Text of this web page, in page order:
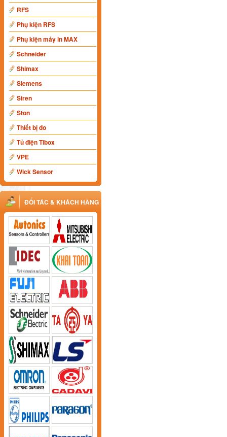
RFS
Phụ kiện RFS
Phụ kiện máy in MAX
Schneider
Shimax
Siemens
Siren
Ston
Thiết bị đo
Tủ điện Tibox
VPE
Wick Sensor
ĐỐI TÁC & KHÁCH HÀNG